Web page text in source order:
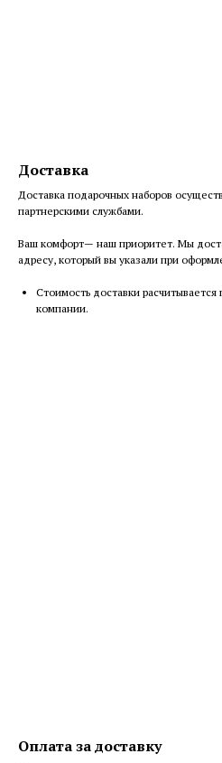
Доставка
Доставка подарочных наборов
партнерскими службами.
Ваш комфорт— наш приоритет. Мы
адресу, который вы указали при
Cтоимость доставки
компании.
Оплата за доставку